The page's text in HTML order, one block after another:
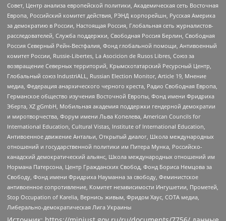
Совет, Центр анализа европейской политики, Академическая сеть Восточная
Европа, Российский комитет действия, РЭНД корпорейшн, Русская Америка
за демократию в России, Настоящая Россия, Глобальная сеть журналистов-
расследователей, Служба поддержки, Свободная Россия Берлин, Свободная
Россия Северный Рейн-Вестфалия, Фонд глобальной помощи, Антивоенный
комитет России, Russie-Libertes, La Asocicion de Rusos Libres, Союз за
возвращение Северных территорий, Крымскотатарский Ресурсный Центр,
Глобальный союз IndustriALL, Russian Election Monitor, Article 19, Мнение
медиа, Федерация анархического черного креста, Радио Свободная Европа,
Германское общество изучения Восточной Европы, Фонд имени Фридриха
Эберта, XZ gGmbH, Мобильная академия поддержки гендерной демократии
и миротворчества, Форум имени Льва Копелева, American Councils for
International Education, Cultural Vistas, Institute of International Education,
Антивоенное движение Антальи, Открытый диалог, Школа международных
отношений и государственной политики им Питера Мунка, Российско-
канадский демократический альянс, Школа международных отношений им
Нормана Патерсона, Центр Гражданских Свобод, Фонд Бориса Немцова за
Свободу, Фонд имени Фридриха Науманна за свободу, Феминистское
антивоенное сопротивление, Комитет независимости Ингушетии, Прометей,
Stop Occupation of Karelia, Вернись живым, Фридом Хаус, СОТА медиа,
Либерально-демократическая Лига Украины